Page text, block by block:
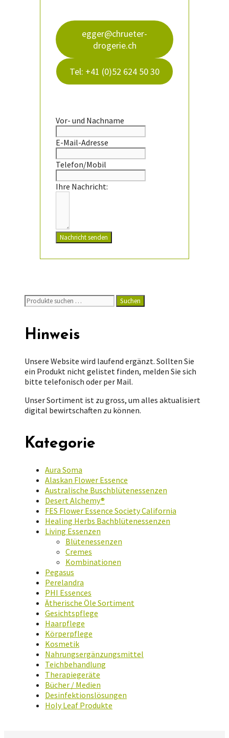
egger@chrueter-
drogerie.ch
Tel: +41 (0)52 624 50 30
Vor- und Nachname
E-Mail-Adresse
Telefon/Mobil
Ihre Nachricht:
Nachricht senden
Suchen
nach:
Suchen
Hinweis
Unsere Website wird laufend ergänzt. Sollten Sie
ein Produkt nicht gelistet finden, melden Sie sich
bitte telefonisch oder per Mail.
Unser Sortiment ist zu gross, um alles aktualisiert
digital bewirtschaften zu können.
Kategorie
Aura Soma
Alaskan Flower Essence
Australische Buschblütenessenzen
Desert Alchemy®
FES Flower Essence Society California
Healing Herbs Bachblütenessenzen
Living Essenzen
Blütenessenzen
Cremes
Kombinationen
Pegasus
Perelandra
PHI Essences
Ätherische Öle Sortiment
Gesichtspflege
Haarpflege
Körperpflege
Kosmetik
Nahrungsergänzungsmittel
Teichbehandlung
Therapiegeräte
Bücher / Medien
Desinfektionslösungen
Holy Leaf Produkte